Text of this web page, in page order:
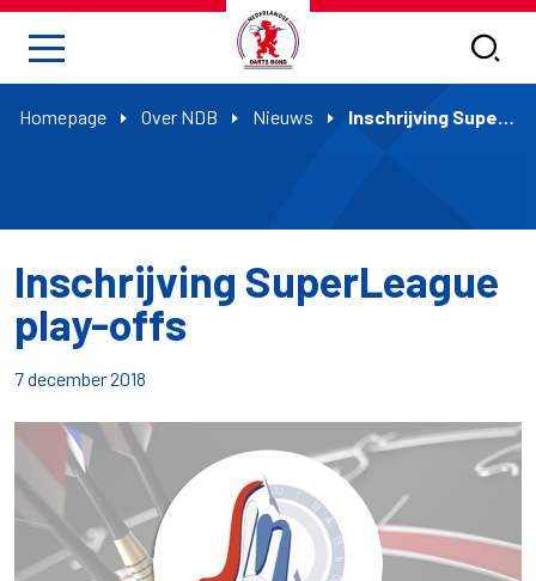
Homepage Over NDB Nieuws Inschrijving SuperLeague play-offs
Inschrijving SuperLeague
play-offs
7 december 2018